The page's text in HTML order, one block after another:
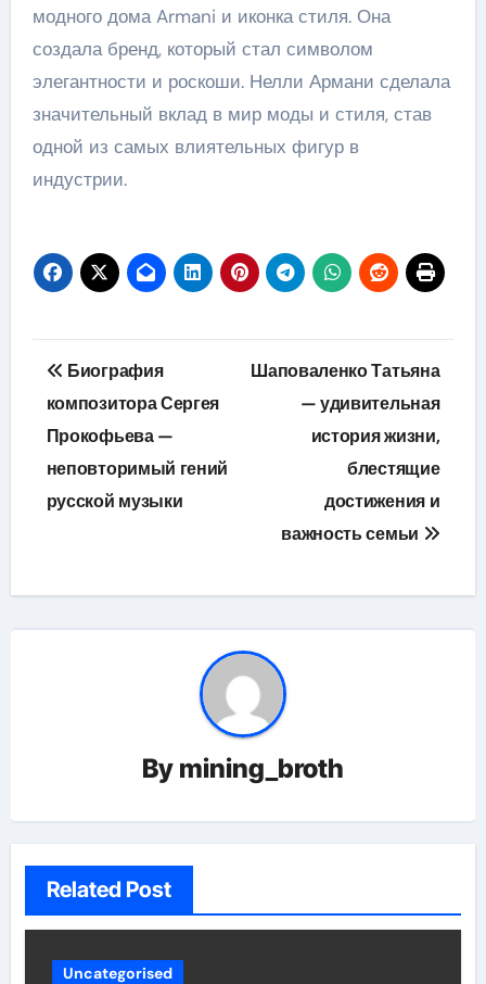
модного дома Armani и иконка стиля. Она
создала бренд, который стал символом
элегантности и роскоши. Нелли Армани сделала
значительный вклад в мир моды и стиля, став
одной из самых влиятельных фигур в
индустрии.
Навигация
по
записям
Биография
композитора Сергея
Прокофьева —
неповторимый гений
русской музыки
Шаповаленко Татьяна
— удивительная
история жизни,
блестящие
достижения и
важность семьи
By mining_broth
Related Post
Uncategorised